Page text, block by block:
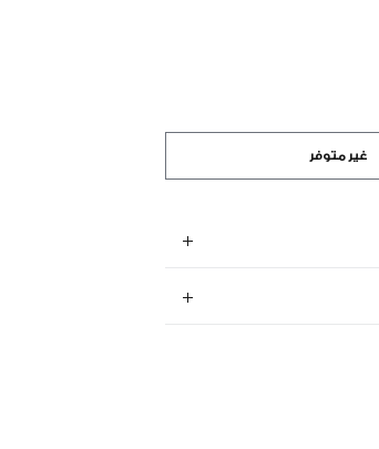
غير متوفر